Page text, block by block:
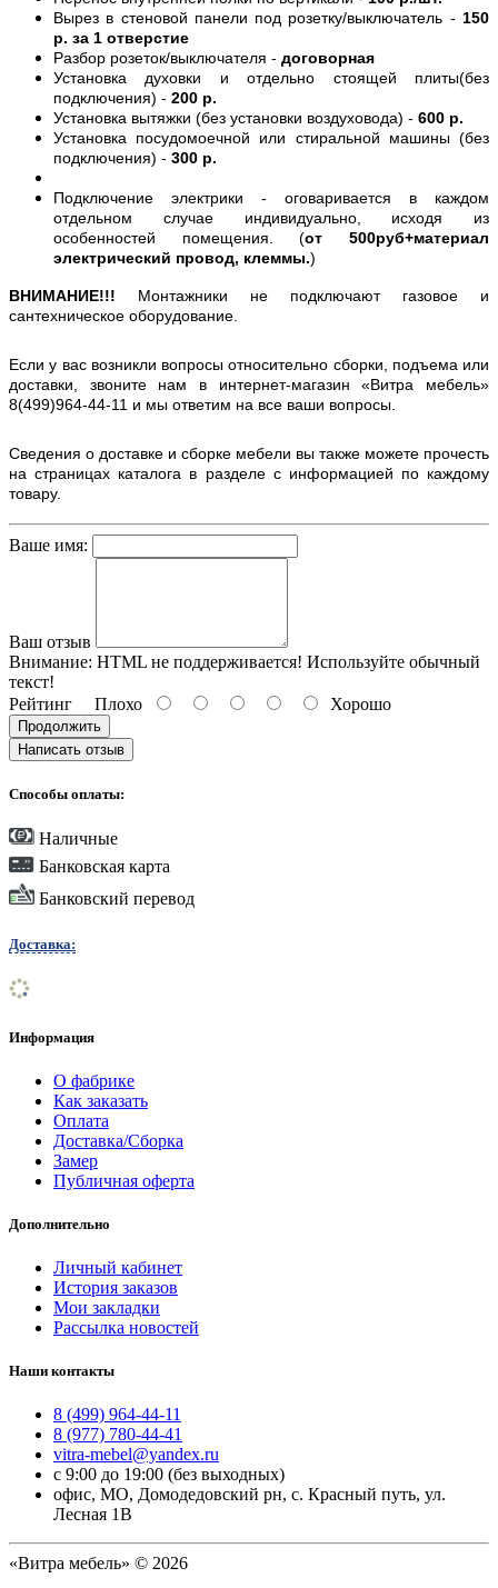
Вырез в стеновой панели под розетку/выключатель - 150
р. за 1 отверстие
Разбор розеток/выключателя - договорная
Установка духовки и отдельно стоящей плиты(без
подключения) - 200 р.
Установка вытяжки (без установки воздуховода) - 600 р.
Установка посудомоечной или стиральной машины (без
подключения) - 300 р.
Подключение электрики - оговаривается в каждом
отдельном случае индивидуально, исходя из
особенностей помещения. (от 500руб+материал
электрический провод, клеммы.)
ВНИМАНИЕ!!! Монтажники не подключают газовое и
сантехническое оборудование.
Если у вас возникли вопросы относительно сборки, подъема или
доставки, звоните нам в интернет-магазин «Витра мебель»
8(499)964-44-11 и мы ответим на все ваши вопросы.
Сведения о доставке и сборке мебели вы также можете прочесть
на страницах каталога в разделе с информацией по каждому
товару.
Ваше имя:
Ваш отзыв
Внимание: HTML не поддерживается! Используйте обычный
текст!
Рейтинг Плохо Хорошо
Продолжить
Написать отзыв
Способы оплаты:
Наличные
Банковская карта
Банковский перевод
Доставка:
Информация
О фабрике
Как заказать
Оплата
Доставка/Сборка
Замер
Публичная оферта
Дополнительно
Личный кабинет
История заказов
Мои закладки
Рассылка новостей
Наши контакты
8 (499) 964-44-11
8 (977) 780-44-41
vitra-mebel@yandex.ru
с 9:00 до 19:00 (без выходных)
офис, МО, Домодедовский рн, с. Красный путь, ул.
Лесная 1В
«Витра мебель» © 2026